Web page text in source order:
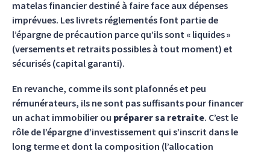
matelas financier destiné à faire face aux dépenses
imprévues. Les livrets réglementés font partie de
l’épargne de précaution parce qu’ils sont « liquides »
(versements et retraits possibles à tout moment) et
sécurisés (capital garanti).
En revanche, comme ils sont plafonnés et peu
rémunérateurs, ils ne sont pas suffisants pour financer
un achat immobilier ou préparer sa retraite. C’est le
rôle de l’épargne d’investissement qui s’inscrit dans le
long terme et dont la composition (l’allocation